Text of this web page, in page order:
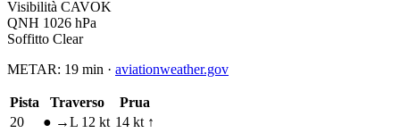
Visibilità CAVOK
QNH 1026 hPa
Soffitto Clear
METAR: 19 min · aviationweather.gov
Pista Traverso
Prua
20
● →L 12 kt 14 kt ↑